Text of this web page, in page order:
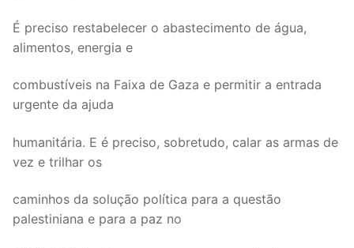
É preciso restabelecer o abastecimento de água,
alimentos, energia e
combustíveis na Faixa de Gaza e permitir a entrada
urgente da ajuda
humanitária. E é preciso, sobretudo, calar as armas de
vez e trilhar os
caminhos da solução política para a questão
palestiniana e para a paz no